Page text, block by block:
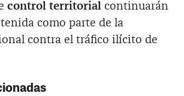
control territorial continuarán
como parte de la
contra el tráfico ilícito de